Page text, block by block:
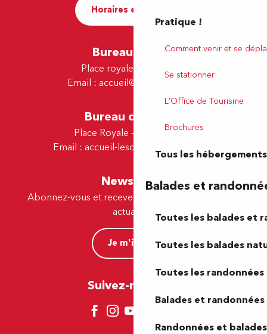
Pratique !
Comment venir et se
Se stationner
L'Office de Tourisme
Brochures
Tous les hébergements
Balades et
Toutes les balades et
Toutes les balades
Toutes les randonnées
Balades et
Randonnées et
Horaires et contact
Bureau de Pau
Place royale - 64000 Pau
Email : accueil@tourismepau.fr
Bureau de Lescar
Place Royale - 64230 Lescar
Email : accueil-lescar@tourismepau.fr
Newsletter
Abonnez-vous et recevez par e-mail nos offres et
actualités.
Je m'inscris
Suivez-nous ici !